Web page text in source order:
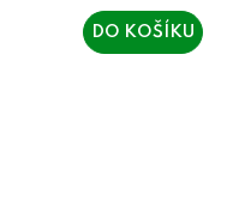
DO KOŠÍKU